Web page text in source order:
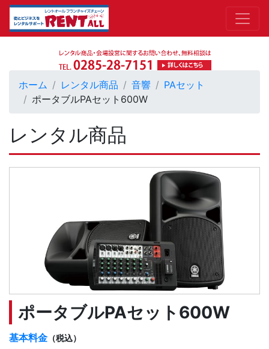
ホーム レンタル商品 音響
PAセット
ポータブルPAセット600W
レンタル商品
ポータブルPAセット600W
基本料金 （税込）